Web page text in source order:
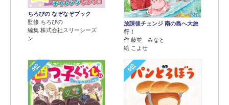
ちろぴの なぞなぞブック
監修 ちろぴの
編集 株式会社スリーシーズ
ン
放課後チェンジ 南の島へ大旅
行！
作 藤並 みなと
絵 こよせ
4位 5位